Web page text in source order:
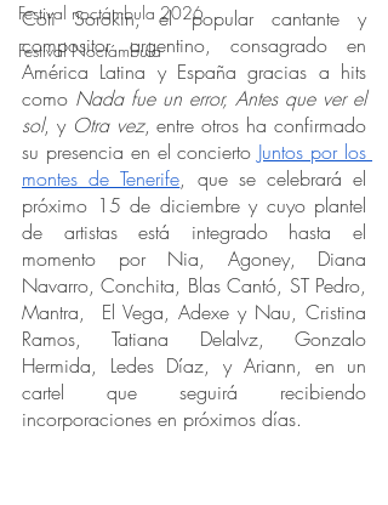
Festival noctámbula 2026
Festival Noctámbula
Coti Sorokin, el popular cantante y
compositor argentino, consagrado en
América Latina y España gracias a hits
como Nada fue un error, Antes que ver el
sol, y Otra vez, entre otros ha confirmado
su presencia en el concierto Juntos por los
montes de Tenerife, que se celebrará el
próximo 15 de diciembre y cuyo plantel
de artistas está integrado hasta el
momento por Nia, Agoney, Diana
Navarro, Conchita, Blas Cantó, ST Pedro,
Mantra,  El Vega, Adexe y Nau, Cristina
Ramos, Tatiana Delalvz, Gonzalo
Hermida, Ledes Díaz, y Ariann, en un
cartel que seguirá recibiendo
incorporaciones en próximos días.